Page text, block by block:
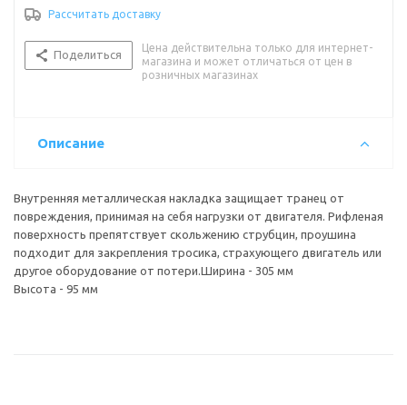
Рассчитать доставку
Поделиться
Цена действительна только для интернет-
магазина и может отличаться от цен в
розничных магазинах
Описание
Внутренняя металлическая накладка защищает транец от
повреждения, принимая на себя нагрузки от двигателя. Рифленая
поверхность препятствует скольжению струбцин, проушина
подходит для закрепления тросика, страхующего двигатель или
другое оборудование от потери.Ширина - 305 мм
Высота - 95 мм